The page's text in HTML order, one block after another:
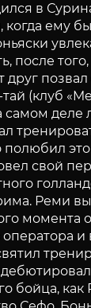
в
ему
после
друг
(клуб
самом
полюбил
свой
Реми
момента
и
бойца,